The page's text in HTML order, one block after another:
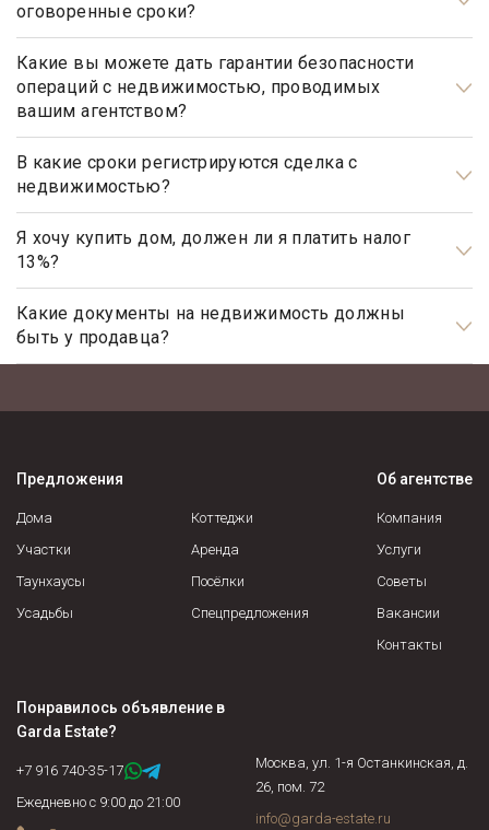
оговоренные сроки?
Да, агентство элитной недвижимости «Garda Estate»
гарантирует, что таунхаус будет продан в оговоренные
сроки, при условии, что Клиент принимает рекомендации,
данные ему риэлтором агентства, при определении ценовой
политики, обусловленной ситуацией на рынке
недвижимости, и не станет выставлять на продажу объекты
по завышенной цене.
Какие вы можете дать гарантии безопасности
операций с недвижимостью, проводимых
вашим агентством?
Наше агентство элитной недвижимости осуществляет
полный контроль над каждым шагом сделки, оказывает
полное юридическое сопровождение на всех этапах
сотрудничества, что гарантирует вашу безопасность и
«чистоту» сделки.
В какие сроки регистрируются сделка с
недвижимостью?
Общим сроком для регистрации прав на недвижимое
имущество и сделок с ним является один месяц. Некоторые
виды регистрационных действий осуществляются в более
короткие сроки.
Я хочу купить дом, должен ли я платить налог
13%?
Нет, не должны. Платить налог 13% будет только продавец,
налог рассчитывается на прибыль.
Какие документы на недвижимость должны
быть у продавца?
Документами, подтверждающими право собственности
регистрации права, а также правоустанавливающие
свидетельство о праве на наследство (по закону, по
завещанию, решению суда и пр.).
Предложения
Дома
Участки
Таунхаусы
Усадьбы
Коттеджи
Аренда
Посёлки
Спецпредложения
Об агентстве
Компания
Услуги
Советы
Вакансии
Контакты
Понравилось объявление в
Garda Estate?
+7 916 740-35-17
Ежедневно с 9:00 до 21:00
Москва, ул. 1-я Останкинская, д.
26, пом. 72
info@garda-estate.ru